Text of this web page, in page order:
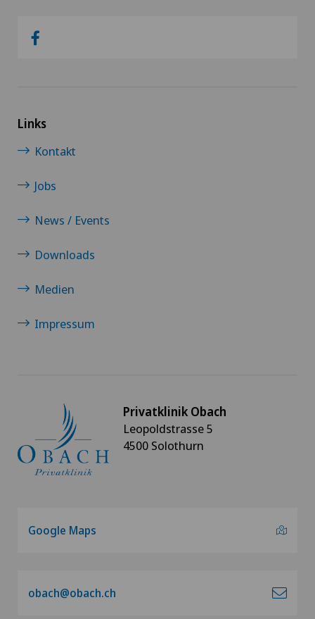
Links
Kontakt
Jobs
News / Events
Downloads
Medien
Impressum
Privatklinik Obach
Leopoldstrasse 5
4500 Solothurn
Google Maps
obach@obach.ch